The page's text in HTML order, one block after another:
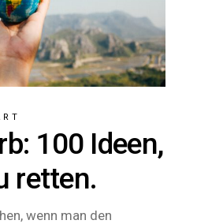
100 Ideen,
retten.
wenn man den